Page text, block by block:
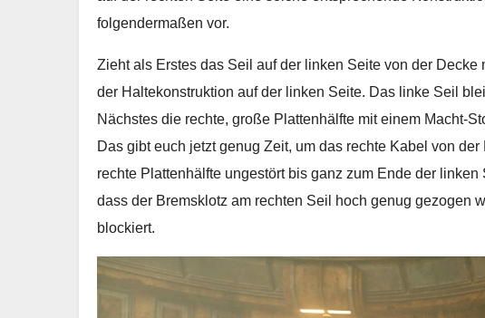
folgendermaßen vor.
Zieht als Erstes das Seil auf der linken Seite von der Decke
der Haltekonstruktion auf der linken Seite. Das linke Seil
Nächstes die rechte, große Plattenhälfte mit einem Macht-
Das gibt euch jetzt genug Zeit, um das rechte Kabel von
rechte Plattenhälfte ungestört bis ganz zum Ende der
dass der Bremsklotz am rechten Seil hoch genug gezogen
blockiert.